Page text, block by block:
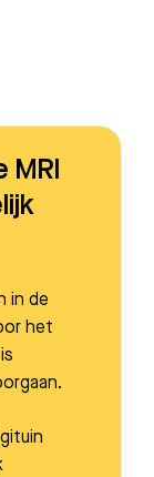
MRI
in de
het